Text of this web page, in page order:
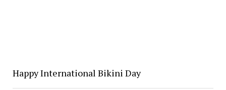
Happy International Bikini Day